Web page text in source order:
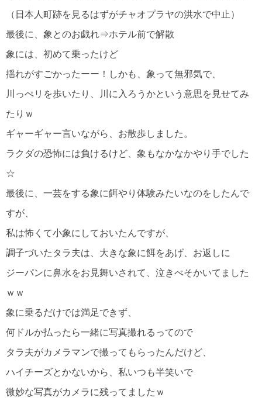
（日本人町跡を見るはずがチャオプラヤの洪水で中止）
最後に、象とのお戯れ⇒ホテル前で解散
象には、初めて乗ったけど
揺れがすごかったーー！しかも、象って無邪気で、
川っぺリを歩いたり、川に入ろうかという意思を見せてみ
たりｗ
ギャーギャー言いながら、お散歩しました。
ラクダの恐怖には負けるけど、象もなかなかやり手でした
☆
最後に、一芸をする象に餌やり体験みたいなのをしたんで
すが、
私は怖くて小象にしておいたんですが、
調子づいたタラ夫は、大きな象に餌をあげ、お返しに
ジーパンに鼻水をお見舞いされて、泣きべそかいてました
ｗｗ
象に乗るだけでは満足できず、
何ドルか払ったら一緒に写真撮れるってので
タラ夫がカメラマンで撮ってもらったんだけど、
ハイチーズとかないから、私いつも半笑いで
微妙な写真がカメラに残ってましたｗ